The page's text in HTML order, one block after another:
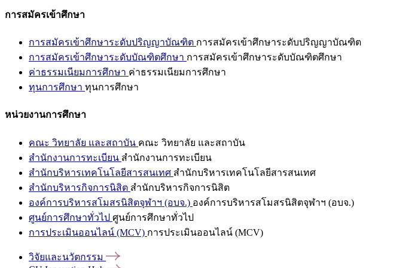
การสมัครเข้าศึกษา
การสมัครเข้าศึกษาระดับปริญญาบัณฑิต การสมัครเข้าศึกษาระดับปริญญาบัณฑิต
การสมัครเข้าศึกษาระดับบัณฑิตศึกษา การสมัครเข้าศึกษาระดับบัณฑิตศึกษา
ค่าธรรมเนียมการศึกษา ค่าธรรมเนียมการศึกษา
ทุนการศึกษา ทุนการศึกษา
หน่วยงานการศึกษา
คณะ วิทยาลัย และสถาบัน คณะ วิทยาลัย และสถาบัน
สำนักงานการทะเบียน สำนักงานการทะเบียน
สำนักบริหารเทคโนโลยีสารสนเทศ สำนักบริหารเทคโนโลยีสารสนเทศ
สำนักบริหารกิจการนิสิต สำนักบริหารกิจการนิสิต
องค์การบริหารสโมสรนิสิตจุฬาฯ (อบจ.) องค์การบริหารสโมสรนิสิตจุฬาฯ (อบจ.)
ศูนย์การศึกษาทั่วไป ศูนย์การศึกษาทั่วไป
การประเมินออนไลน์ (MCV) การประเมินออนไลน์ (MCV)
วิจัยและนวัตกรรม